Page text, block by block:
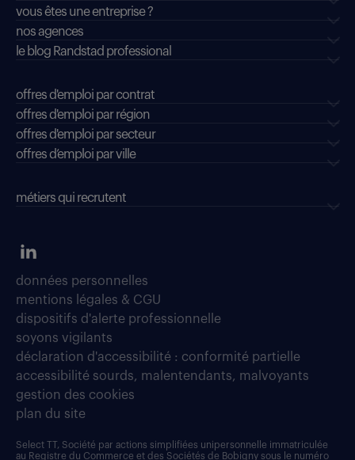
vous êtes une entreprise ?
nos agences
le blog Randstad professional
offres d'emploi par contrat
offres d'emploi par région
offres d'emploi par secteur
offres d’emploi par ville
métiers qui recrutent
données personnelles
mentions légales & CGU
dispositifs d'alerte professionnelle
soyons vigilants
déclaration d'accessibilité : conformité partielle
accessibilité sourds, malentendants, malvoyants
gestion des cookies
plan du site
Select TT, Société par actions simplifiées unipersonnelle immatriculée
au Registre du Commerce et des Sociétés de Bobigny sous le numéro